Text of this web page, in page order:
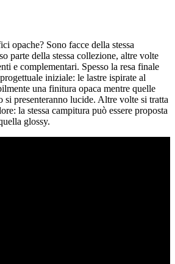
opache? Sono facce della stessa
parte della stessa collezione, altre volte
e complementari. Spesso la resa finale
iniziale: le lastre ispirate al
una finitura opaca mentre quelle
si presenteranno lucide. Altre volte si tratta
la stessa campitura può essere proposta
glossy.